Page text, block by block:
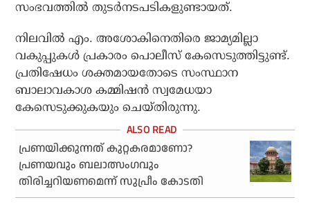
സംഭവത്തില്‍ തുടര്‍നടപടികളുണ്ടായത്.
നിലവില്‍ എം. അശോകിനെതിരെ ജാമ്യമില്ലാ
വകുപ്പുകള്‍ പ്രകാരം പൊലീസ് കേസെടുത്തിട്ടുണ്ട്.
പ്രതിഷേധം ശക്തമായതോടെ സംസ്ഥാന
ബാലാവകാശ കമ്മിഷന്‍ സ്വമേധയാ
കേസെടുക്കുകയും ചെയ്തിരുന്നു.
പ്രണയിക്കുന്നത് കുറ്റകരമാണോ?
പ്രണയവും ബലാത്സംഗവും
തിരിച്ചറിയണമെന്ന് സുപ്രീം കോടതി